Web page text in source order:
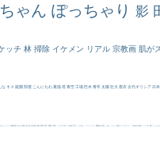
ゃん ぽっちゃり 影
ッチ 林 掃除 イケメン リアル 宗教画 肌が
な キス 庭園 部屋 こんにちわ 素描 塔 青空 工場 巨木 青年 太陽 壮大 着衣 古代ギリシア 日
かっこいい 受胎告知 天から覗き込む顔 設計図 挿絵 群衆 親子 裸婦 可愛い ピサロ ＃名画で学ぶ「たるみ」 ニーソックス 躍動感 黄色 こわい コート 畦道 レンブラント・ sekkusu 暖かい バブみ 靴下 ショッ